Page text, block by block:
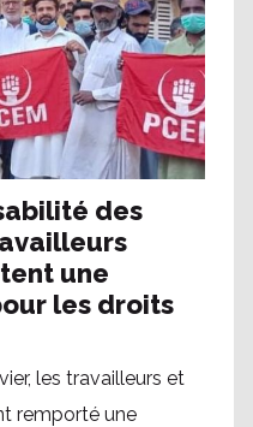
des
une
les droits
les travailleurs et
remporté une